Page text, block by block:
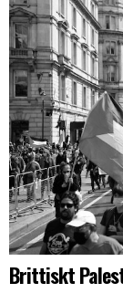
Brittiskt